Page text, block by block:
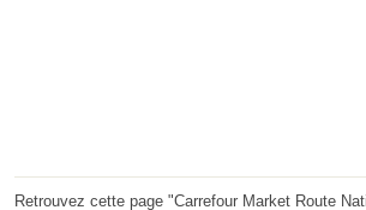
Retrouvez cette page "Carrefour Market Route